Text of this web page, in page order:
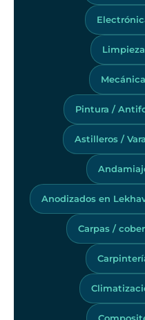
Pintura /
Astilleros /
Anodizados en
Carpas /